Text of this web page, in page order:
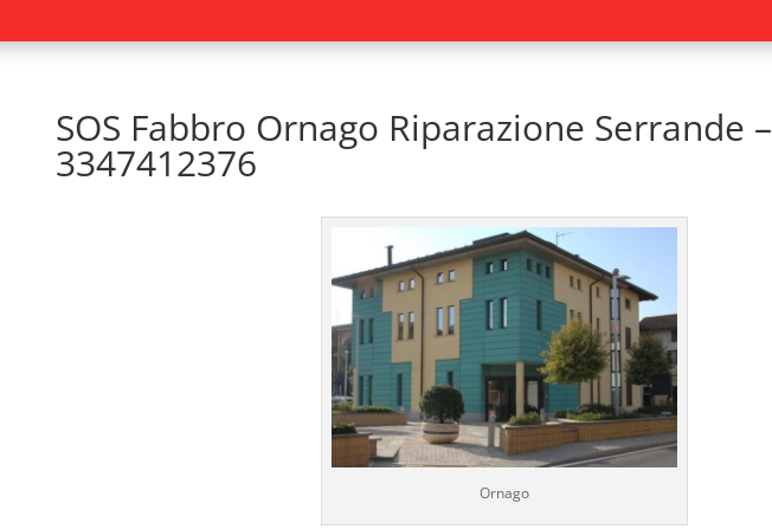
SOS Fabbro Ornago Riparazione Serrande –
3347412376
Ornago